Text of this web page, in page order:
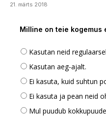
21. märts 2018
Milline on teie
Kasutan neid
Kasutan aeg-ajalt.
Ei kasuta, kuid suhtun
Ei kasuta ja pean neid
Mul puudub